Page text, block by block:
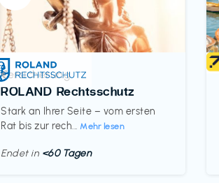
Versicherung
ROLAND Rechtsschutz
Stark an Ihrer Seite – vom ersten
Rat bis zur rech...Mehr lesen
€‎
Endet in <60 Tagen